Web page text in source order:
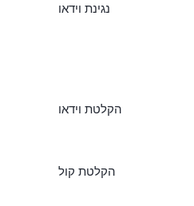
נגינת וידאו
הקלטת וידאו
הקלטת קול